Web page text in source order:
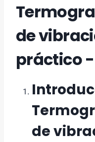
de
práctico
de